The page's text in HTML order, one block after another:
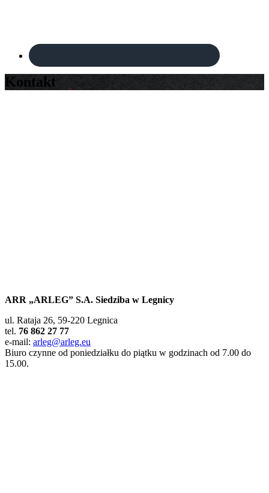
Kontakt
ARR „ARLEG” S.A. Siedziba w Legnicy
ul. Rataja 26, 59-220 Legnica
tel. 76 862 27 77
e-mail: arleg@arleg.eu
Biuro czynne od poniedziałku do piątku w godzinach od 7.00 do
15.00.